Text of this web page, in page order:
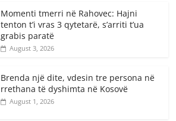
Momenti tmerri në Rahovec: Hajni
tenton t’i vras 3 qytetarë, s’arriti t’ua
grabis paratë
August 3, 2026
Brenda një dite, vdesin tre persona në
rrethana të dyshimta në Kosovë
August 1, 2026